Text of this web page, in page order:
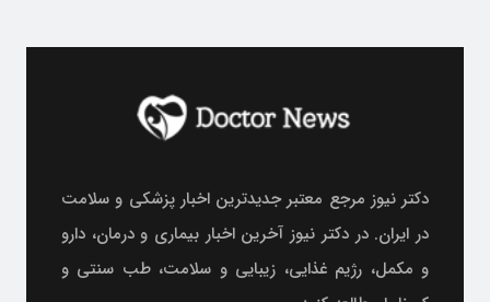
دکتر نیوز مرجع معتبر جدیدترین اخبار پزشکی و سلامت
در ایران. در دکتر نیوز آخرین اخبار بیماری و درمان، دارو
و مکمل، رژیم غذایی، زیبایی و سلامت، طب سنتی و